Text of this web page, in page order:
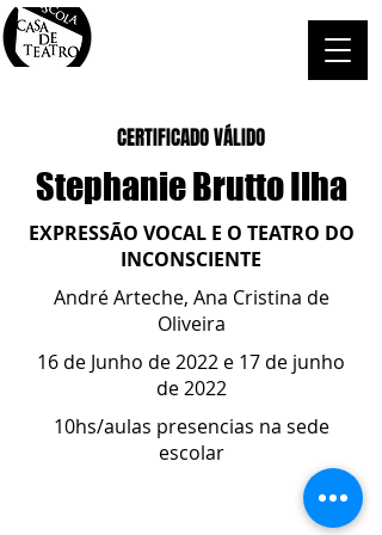
CERTIFICADO VÁLIDO
Stephanie Brutto Ilha
EXPRESSÃO VOCAL E O TEATRO DO
INCONSCIENTE
André Arteche, Ana Cristina de
Oliveira
16 de Junho de 2022 e 17 de junho
de 2022
10hs/aulas presencias na sede
escolar
ESCOLA CASA DE TEATRO